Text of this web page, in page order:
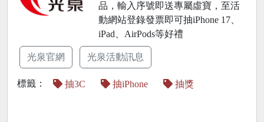
品，輸入序號即送專屬虛寶，至活
動網站登錄發票即可抽iPhone 17、
iPad、AirPods等好禮
光泉官網 光泉活動訊息
標籤： 抽3C 抽iPhone 抽獎